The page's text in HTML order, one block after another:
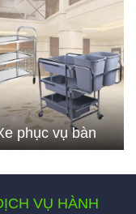
phục vụ bàn
VỤ HÀNH